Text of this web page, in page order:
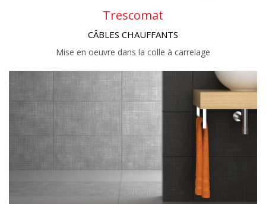
Trescomat
CÂBLES CHAUFFANTS
Mise en oeuvre dans la colle à carrelage